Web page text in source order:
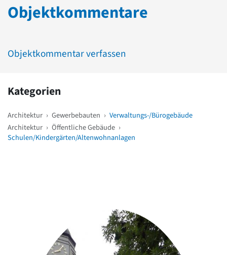
Objektkommentare
Objektkommentar verfassen
Kategorien
Architektur › Gewerbebauten › Verwaltungs-/Bürogebäude
Architektur › Öffentliche Gebäude ›
Schulen/Kindergärten/Altenwohnanlagen